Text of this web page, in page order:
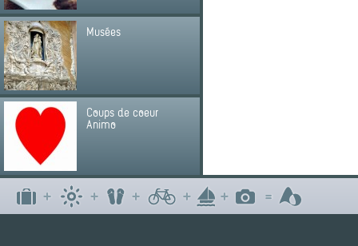
Musées
Coups de coeur
Animo